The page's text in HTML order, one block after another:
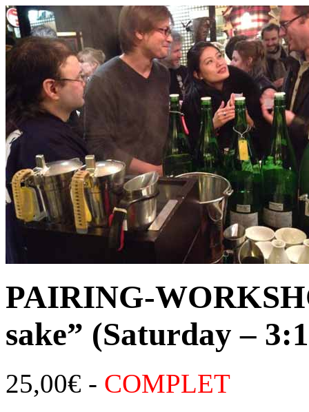
PAIRING-
sake” (Saturday –
25,00€ - COMPLET